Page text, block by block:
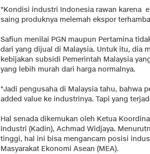
"Kondisi industri Indonesia rawan karena
saing produknya melemah ekspor
Safiun menilai PGN maupun Pertamina
dari yang dijual di Malaysia. Untuk itu, dia
kebijakan subsidi Pemerintah Malaysia
yang lebih murah dari harga normalnya.
"Jadi pengusaha di Malaysia tahu, bahwa
added value ke industrinya. Tapi yang
Hal senada dikemukan oleh Ketua
Industri (Kadin), Achmad Widjaya.
tinggi, hal ini bisa mengancam posisi
Masyarakat Ekonomi Asean (MEA).